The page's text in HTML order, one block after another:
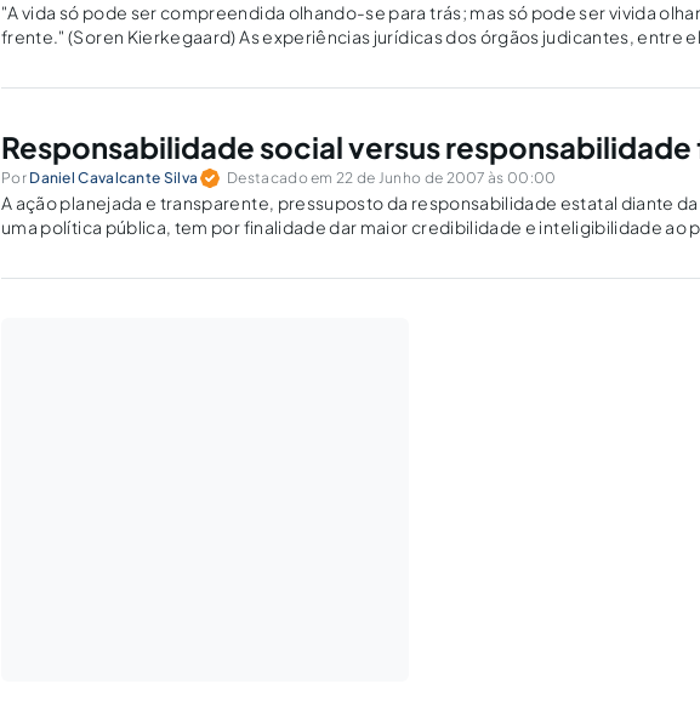
"A vida só pode ser compreendida olhando-se para trás; mas só pode ser vivida
frente." (Soren Kierkegaard) As experiências jurídicas dos órgãos judicantes, entre
Responsabilidade social versus responsabilidade
Por Daniel Cavalcante Silva Destacado em 22 de Junho de 2007 às 00:00
A ação planejada e transparente, pressuposto da responsabilidade estatal diante
uma política pública, tem por finalidade dar maior credibilidade e inteligibilidade ao
fiscal passam…